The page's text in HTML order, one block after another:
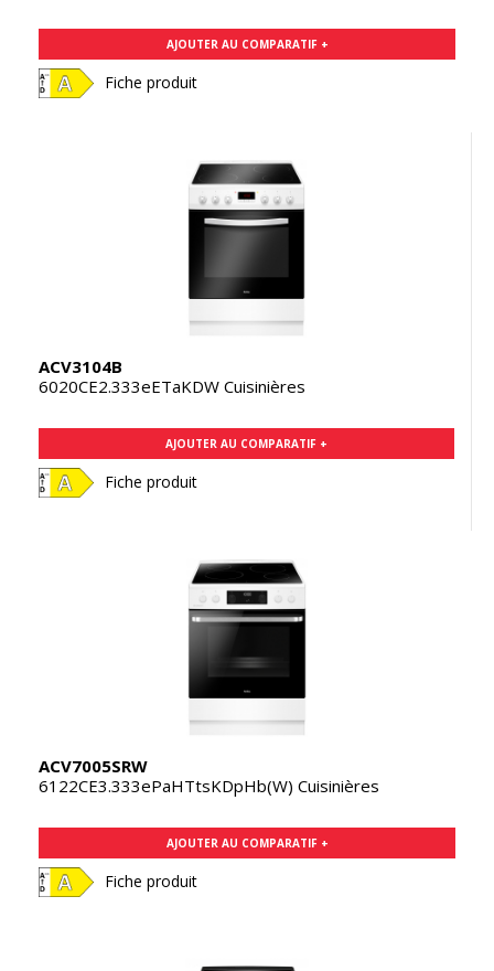
AJOUTER AU COMPARATIF +
Fiche produit
ACV3104B
6020CE2.333eETaKDW Cuisinières
AJOUTER AU COMPARATIF +
Fiche produit
ACV7005SRW
6122CE3.333ePaHTtsKDpHb(W) Cuisinières
AJOUTER AU COMPARATIF +
Fiche produit